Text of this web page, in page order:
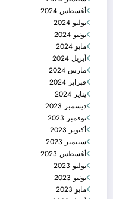
أغسطس 2024
يوليو 2024
يونيو 2024
مايو 2024
أبريل 2024
مارس 2024
فبراير 2024
يناير 2024
ديسمبر 2023
نوفمبر 2023
أكتوبر 2023
سبتمبر 2023
أغسطس 2023
يوليو 2023
يونيو 2023
مايو 2023